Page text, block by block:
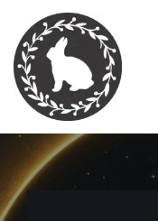
Saltar
al
contenido